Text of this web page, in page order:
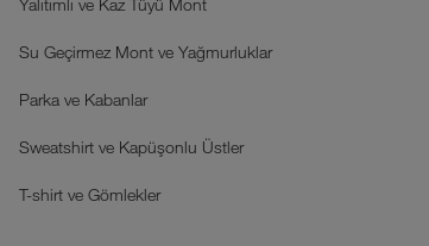
Yalıtımlı ve Kaz Tüyü Mont
Su Geçirmez Mont ve Yağmurluklar
Parka ve Kabanlar
Sweatshirt ve Kapüşonlu Üstler
T-shirt ve Gömlekler